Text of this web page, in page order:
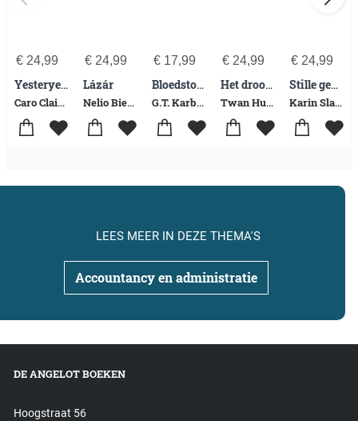
€24,99
Yesteryear
Caro Claire Burke
€24,99
Lázár
Nelio Biedermann
€ 17,99
Bloedstollende moordmysteries voor pientere puzzelaars
G.T. Karber
€ 24,99
Het droompad
Twan Huys
€ 24,99
Stille geheimen
Karin Slaughter
Accountancy en administratie
LEES MEER IN DEZE THEMA'S
DE ANGELOT BOEKEN
Hoogstraat 56